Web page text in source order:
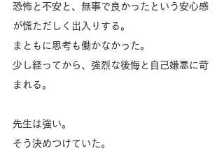
恐怖と不安と、無事で良かったという安心感
が慌ただしく出入りする。
まともに思考も働かなかった。
少し経ってから、強烈な後悔と自己嫌悪に苛
まれる。
先生は強い。
そう決めつけていた。